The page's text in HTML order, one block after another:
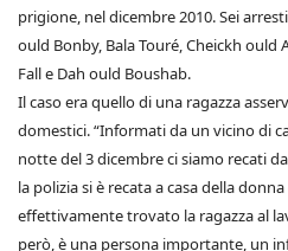
prigione, nel dicembre 2010. Sei
ould Bonby, Bala Touré, Cheickh ould
Fall e Dah ould Boushab.
Il caso era quello di una ragazza
domestici. “Informati da un vicino di
notte del 3 dicembre ci siamo recati
la polizia si è recata a casa della
effettivamente trovato la ragazza al
però, è una persona importante, un